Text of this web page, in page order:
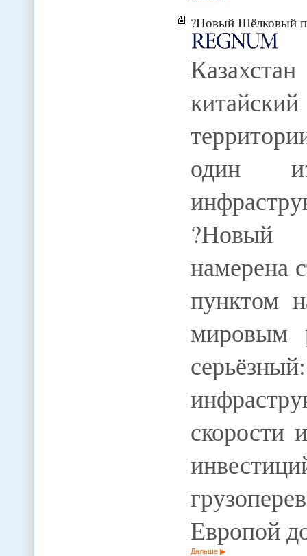
?Новый Шёлковый
один
?Новый
намерена
пунктом
мировым
скорости
Европой
Дальше